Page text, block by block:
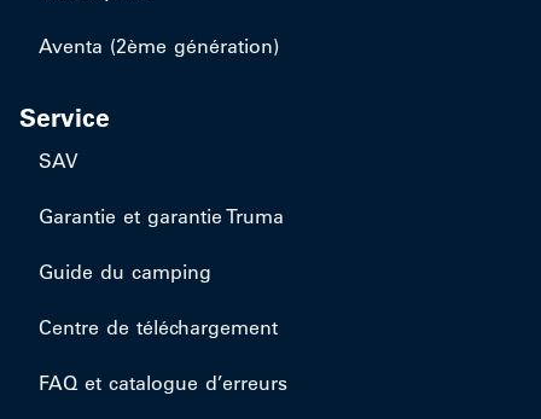
Aventa (2ème génération)
Service
SAV
Garantie et garantie Truma
Guide du camping
Centre de téléchargement
FAQ et catalogue d’erreurs